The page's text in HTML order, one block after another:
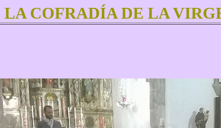
COFRADÍA DE LA